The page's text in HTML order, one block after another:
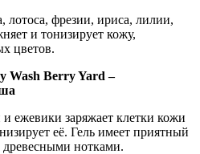
лотоса, фрезии, ириса, лилии,
и тонизирует кожу,
цветов.
Wash Berry Yard –
и ежевики заряжает клетки кожи
её. Гель имеет приятный
нотками.